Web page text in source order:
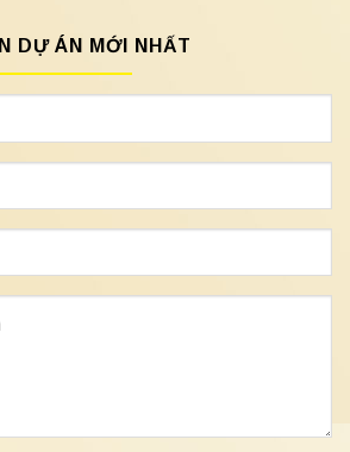
DỰ ÁN MỚI NHẤT